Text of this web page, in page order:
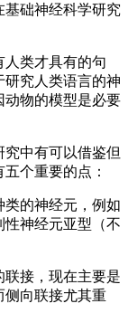
础神经科学研究
类才具有的句
究人类语言的神
动物的模型是必要
中有可以借鉴但
个重要的点：
的神经元，例如
神经元亚型（不
接，现在主要是
侧向联接尤其重